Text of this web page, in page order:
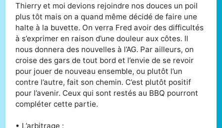
Thierry et moi devions rejoindre nos douces un poil
plus tôt mais on a quand même décidé de faire une
halte à la buvette. On verra Fred avoir des difficultés
à s’exprimer en raison d’une douleur aux côtes. Il
nous donnera des nouvelles à l’AG. Par ailleurs, on
croise des gars de tout bord et l’envie de se revoir
pour jouer de nouveau ensemble, ou plutôt l’un
contre l’autre, fait son chemin. C’est plutôt positif
pour l’avenir. Ceux qui sont restés au BBQ pourront
compléter cette partie.
• L’arbitrage :